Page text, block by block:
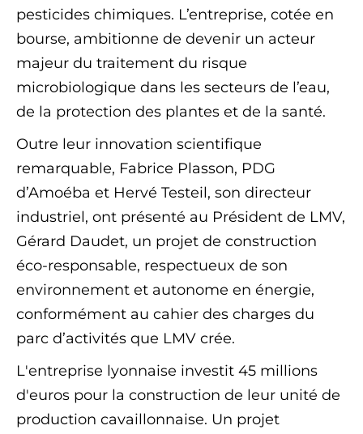
pesticides chimiques. L’entreprise, cotée en
bourse, ambitionne de devenir un acteur
majeur du traitement du risque
microbiologique dans les secteurs de l’eau,
de la protection des plantes et de la santé.
Outre leur innovation scientifique
remarquable, Fabrice Plasson, PDG
d’Amoéba et Hervé Testeil, son directeur
industriel, ont présenté au Président de LMV,
Gérard Daudet, un projet de construction
éco-responsable, respectueux de son
environnement et autonome en énergie,
conformément au cahier des charges du
parc d’activités que LMV crée.
L'entreprise lyonnaise investit 45 millions
d'euros pour la construction de leur unité de
production cavaillonnaise. Un projet